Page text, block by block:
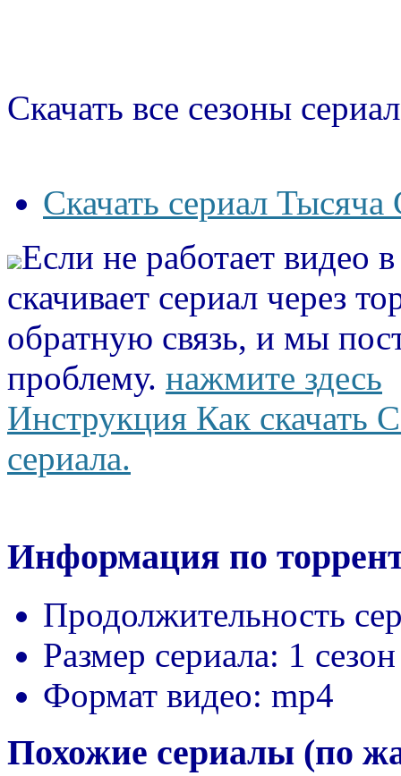
Скачать все сезоны
Скачать сериал Тысяча
Если не работает видео
скачивает сериал через
обратную связь, и мы
проблему. нажмите здесь
Инструкция Как скачать
сериала.
Информация по
Продолжительность
Размер сериала: 1
Формат видео: mp4
Похожие сериалы (по